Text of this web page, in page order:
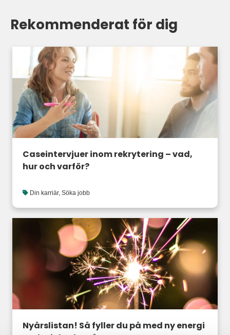
Rekommenderat för dig
Caseintervjuer inom rekrytering – vad,
hur och varför?
Din karriär, Söka jobb
Nyårslistan! Så fyller du på med ny energi